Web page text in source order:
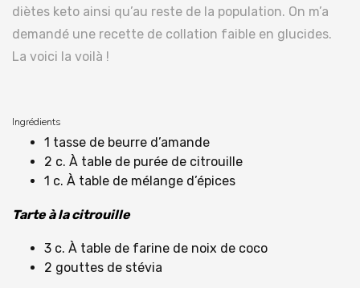
diètes keto ainsi qu’au reste de la population. On m’a
demandé une recette de collation faible en glucides.
La voici la voilà !
Ingrédients
1 tasse de beurre d’amande
2 c. À table de purée de citrouille
1 c. À table de mélange d’épices
Tarte à la citrouille
3 c. À table de farine de noix de coco
2 gouttes de stévia